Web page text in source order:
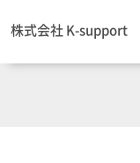
株式会社 K-support